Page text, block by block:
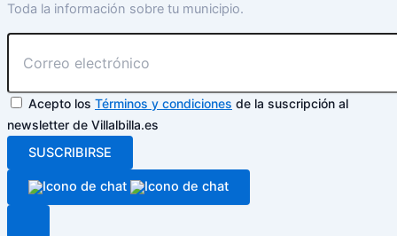
Toda la información sobre tu municipio.
Acepto los Términos y condiciones de la suscripción al
newsletter de Villalbilla.es
SUSCRIBIRSE